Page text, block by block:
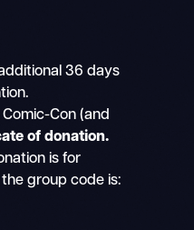
36 days
Con (and
of donation.
is for
group code is: